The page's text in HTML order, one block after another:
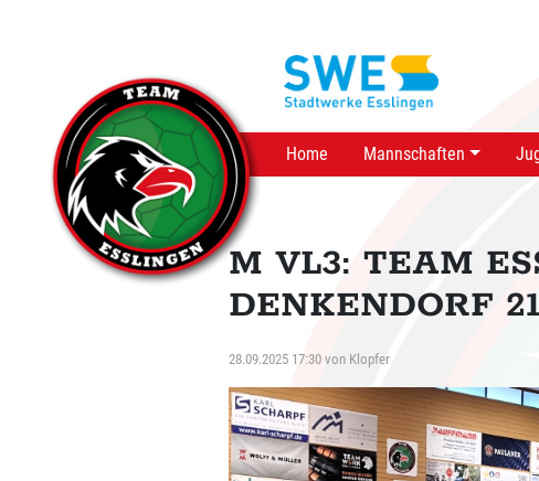
Home Mannschaften
M VL3: TEAM
DENKENDORF
28.09.2025 17:30 von Klopfer